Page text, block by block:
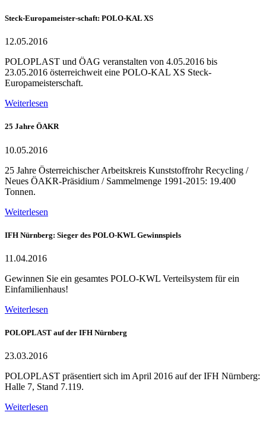
Steck-Europameister-schaft: POLO-KAL XS
12.05.2016
POLOPLAST und ÖAG veranstalten von 4.05.2016 bis
23.05.2016 österreichweit eine POLO-KAL XS Steck-
Europameisterschaft.
Weiterlesen
25 Jahre ÖAKR
10.05.2016
25 Jahre Österreichischer Arbeitskreis Kunststoffrohr Recycling /
Neues ÖAKR-Präsidium / Sammelmenge 1991-2015: 19.400
Tonnen.
Weiterlesen
IFH Nürnberg: Sieger des POLO-KWL Gewinnspiels
11.04.2016
Gewinnen Sie ein gesamtes POLO-KWL Verteilsystem für ein
Einfamilienhaus!
Weiterlesen
POLOPLAST auf der IFH Nürnberg
23.03.2016
POLOPLAST präsentiert sich im April 2016 auf der IFH Nürnberg:
Halle 7, Stand 7.119.
Weiterlesen